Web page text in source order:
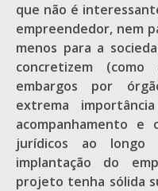
que não é
empreendedor, nem
menos para a
concretizem
embargos por
extrema
acompanhamento e
jurídicos ao
implantação do
projeto tenha sólida